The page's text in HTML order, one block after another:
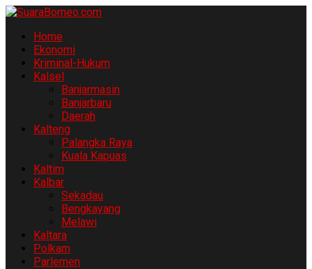
Home
Ekonomi
Kriminal-Hukum
Kalsel
Banjarmasin
Banjarbaru
Daerah
Kalteng
Palangka Raya
Kuala Kapuas
Kaltim
Kalbar
Sekadau
Bengkayang
Melawi
Kaltara
Polkam
Parlemen